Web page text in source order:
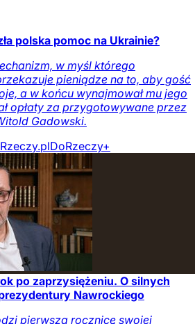
polska pomoc na Ukrainie?
w myśl którego
pieniądze na to, aby gość
a w końcu wynajmował mu jego
opłaty za przygotowywane przez
Gadowski.
DoRzeczy+
po zaprzysiężeniu. O silnych
Nawrockiego
pierwszą rocznicę swojej